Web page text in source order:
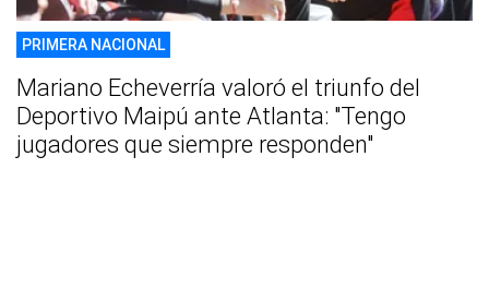
PRIMERA NACIONAL
Mariano Echeverría valoró el triunfo del
Deportivo Maipú ante Atlanta: "Tengo
jugadores que siempre responden"